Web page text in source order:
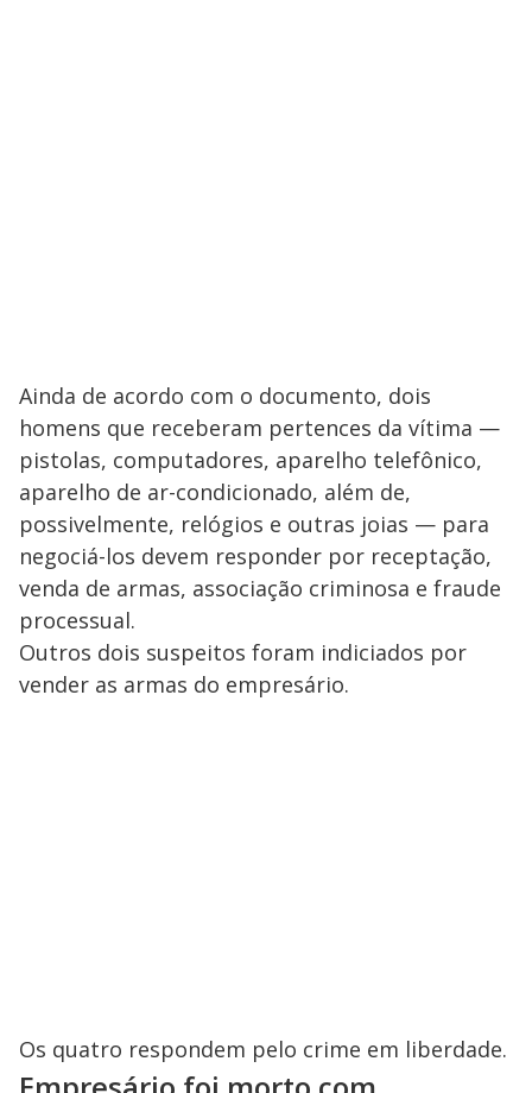
Ainda de acordo com o documento, dois
homens que receberam pertences da vítima —
pistolas, computadores, aparelho telefônico,
aparelho de ar-condicionado, além de,
possivelmente, relógios e outras joias — para
negociá-los devem responder por receptação,
venda de armas, associação criminosa e fraude
processual.
Outros dois suspeitos foram indiciados por
vender as armas do empresário.
Os quatro respondem pelo crime em liberdade.